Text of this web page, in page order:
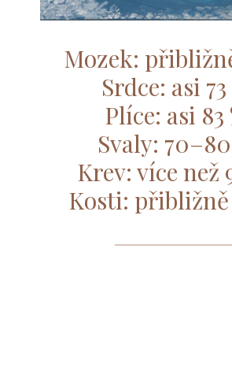
Mozek:
Srdce: asi 73
Plíce: asi 83
Svaly:
Krev: více než
Kosti: přibližně